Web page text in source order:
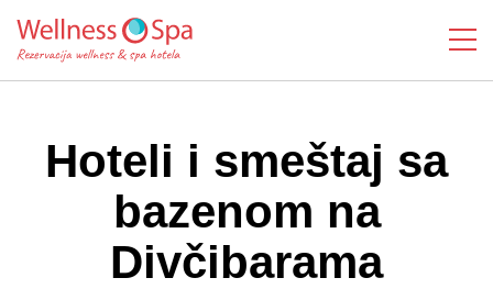
Hoteli i smeštaj sa
bazenom na
Divčibarama